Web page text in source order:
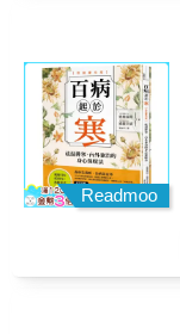
Readmoo